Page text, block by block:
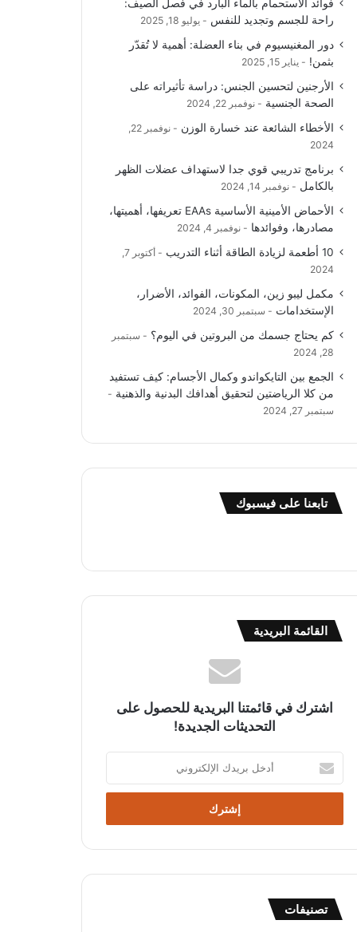
و
ك
T
u
b
e
ق
ر
ا
ا
ل
م
ع
R
فوائد الاستحمام بالماء البارد في فصل الصيف:
راحة للجسم وتجديد للنفس
يوليو 18, 2025
دور المغنيسيوم في بناء العضلة: أهمية لا تُقدّر
بثمن!
يناير 15, 2025
الأرجنين لتحسين الجنس: دراسة تأثيراته على
الصحة الجنسية
نوفمبر 22, 2024
الأخطاء الشائعة عند خسارة الوزن
نوفمبر 22,
2024
برنامج تدريبي قوي جدا لاستهداف عضلات الظهر
بالكامل
نوفمبر 14, 2024
الأحماض الأمينية الأساسية EAAs تعريفها، أهميتها،
مصادرها، وفوائدها
نوفمبر 4, 2024
10 أطعمة لزيادة الطاقة أثناء التدريب
أكتوبر 7,
2024
مكمل ليبو زين، المكونات، الفوائد، الأضرار،
الإستخدامات
سبتمبر 30, 2024
كم يحتاج جسمك من البروتين في اليوم؟
سبتمبر
28, 2024
الجمع بين التايكواندو وكمال الأجسام: كيف تستفيد
من كلا الرياضتين لتحقيق أهدافك البدنية والذهنية
سبتمبر 27, 2024
تابعنا على فيسبوك
القائمة البريدية
اشترك في قائمتنا البريدية للحصول على
التحديثات الجديدة!
خ
ب
د
تصنيفات